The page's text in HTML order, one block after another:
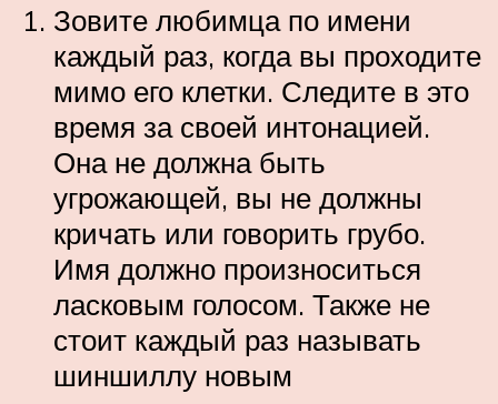
Зовите любимца по имени
каждый раз, когда вы проходите
мимо его клетки. Следите в это
время за своей интонацией.
Она не должна быть
угрожающей, вы не должны
кричать или говорить грубо.
Имя должно произноситься
ласковым голосом. Также не
стоит каждый раз называть
шиншиллу новым